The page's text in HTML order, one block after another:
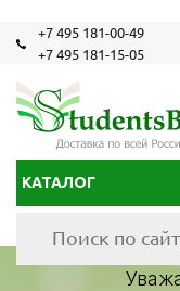
+7 495 181-00-49
+7 495 181-15-05
КАТАЛОГ